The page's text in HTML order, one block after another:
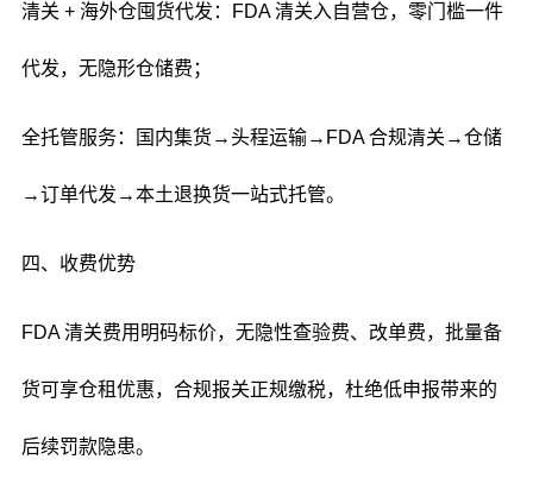
清关 + 海外仓囤货代发：FDA 清关入自营仓，零门槛一件
代发，无隐形仓储费；
全托管服务：国内集货→头程运输→FDA 合规清关→仓储
→订单代发→本土退换货一站式托管。
四、收费优势
FDA 清关费用明码标价，无隐性查验费、改单费，批量备
货可享仓租优惠，合规报关正规缴税，杜绝低申报带来的
后续罚款隐患。